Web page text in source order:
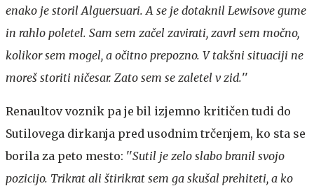
enako je storil Alguersuari. A se je dotaknil Lewisove gume
in rahlo poletel. Sam sem začel zavirati, zavrl sem močno,
kolikor sem mogel, a očitno prepozno. V takšni situaciji ne
moreš storiti ničesar. Zato sem se zaletel v zid.''
Renaultov voznik pa je bil izjemno kritičen tudi do
Sutilovega dirkanja pred usodnim trčenjem, ko sta se
borila za peto mesto: ''Sutil je zelo slabo branil svojo
pozicijo. Trikrat ali štirikrat sem ga skušal prehiteti, a ko